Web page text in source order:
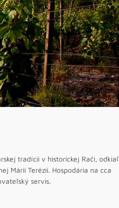
tradícii v historickej Rači, odkiaľ
Márii Terézii. Hospodária na cca
servis.